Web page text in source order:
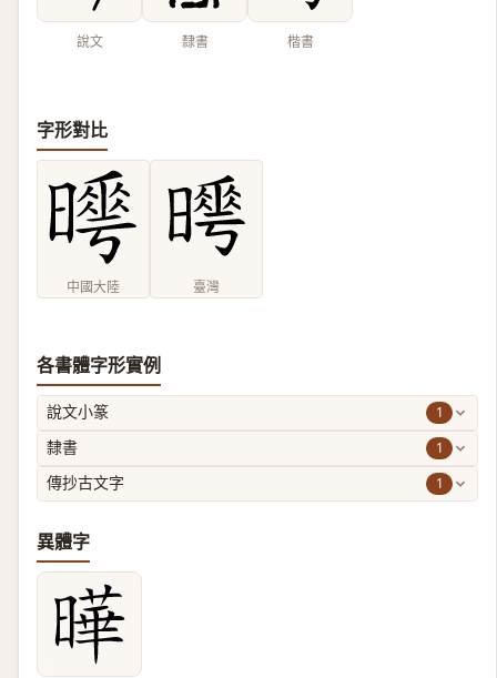
說文 隸書 楷書
字形對比
中國大陸 臺灣
各書體字形實例
說文小篆 1
隸書 1
傳抄古文字 1
異體字